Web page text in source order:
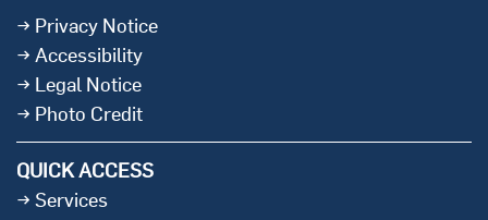
Privacy Notice
Accessibility
Legal Notice
Photo Credit
QUICK ACCESS
Services